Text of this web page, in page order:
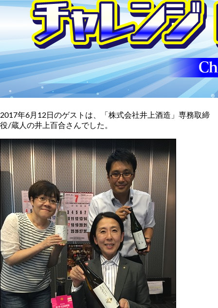
2017年6月12日のゲストは、「株式会社井上酒造」専務取締
役/蔵人の井上百合さんでした。